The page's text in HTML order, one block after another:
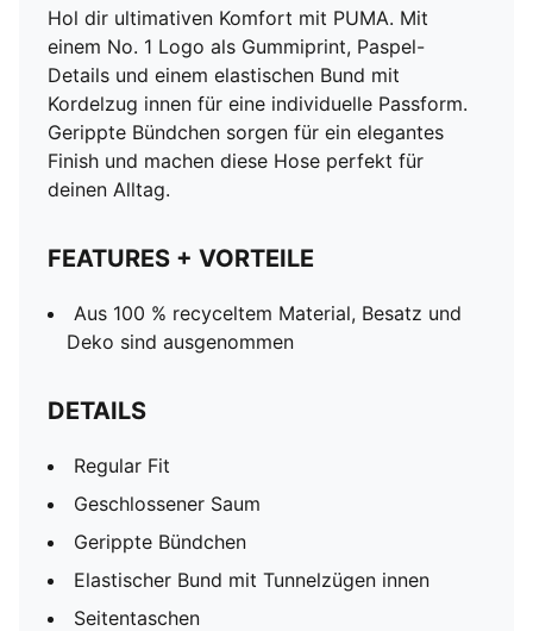
Hol dir ultimativen Komfort mit PUMA. Mit
einem No. 1 Logo als Gummiprint, Paspel-
Details und einem elastischen Bund mit
Kordelzug innen für eine individuelle Passform.
Gerippte Bündchen sorgen für ein elegantes
Finish und machen diese Hose perfekt für
deinen Alltag.
FEATURES + VORTEILE
Aus 100 % recyceltem Material, Besatz und
Deko sind ausgenommen
DETAILS
Regular Fit
Geschlossener Saum
Gerippte Bündchen
Elastischer Bund mit Tunnelzügen innen
Seitentaschen